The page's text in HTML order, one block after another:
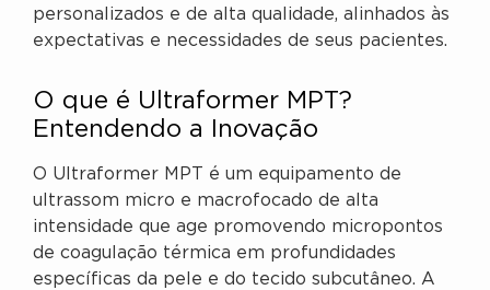
personalizados e de alta qualidade, alinhados às
expectativas e necessidades de seus pacientes.
O que é Ultraformer MPT?
Entendendo a Inovação
O Ultraformer MPT é um equipamento de
ultrassom micro e macrofocado de alta
intensidade que age promovendo micropontos
de coagulação térmica em profundidades
específicas da pele e do tecido subcutâneo. A